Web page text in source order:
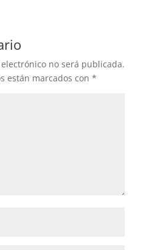
no será publicada.
están marcados con *